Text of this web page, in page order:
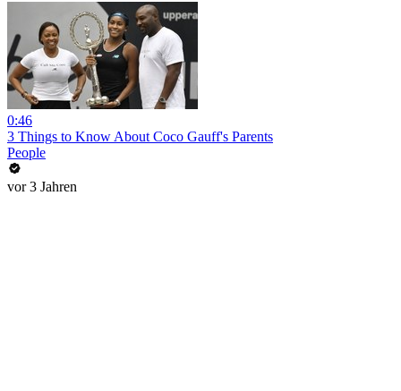
0:46
3 Things to Know About Coco Gauff's Parents
People
vor 3 Jahren